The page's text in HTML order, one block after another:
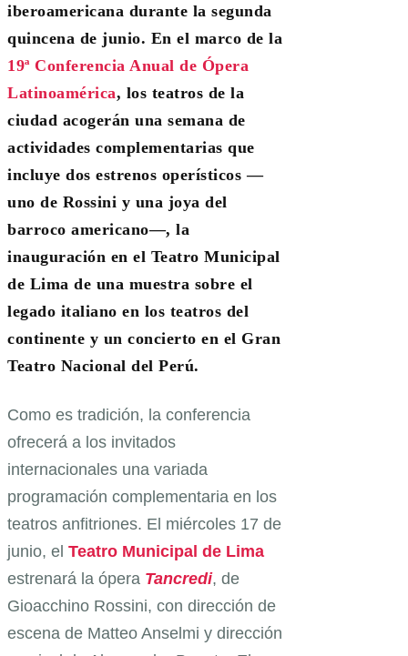
iberoamericana durante la segunda
quincena de junio. En el marco de la
19ª Conferencia Anual de Ópera
Latinoamérica, los teatros de la
ciudad acogerán una semana de
actividades complementarias que
incluye dos estrenos operísticos —
uno de Rossini y una joya del
barroco americano—, la
inauguración en el Teatro Municipal
de Lima de una muestra sobre el
legado italiano en los teatros del
continente y un concierto en el Gran
Teatro Nacional del Perú.
Como es tradición, la conferencia
ofrecerá a los invitados
internacionales una variada
programación complementaria en los
teatros anfitriones. El miércoles 17 de
junio, el Teatro Municipal de Lima
estrenará la ópera Tancredi, de
Gioacchino Rossini, con dirección de
escena de Matteo Anselmi y dirección